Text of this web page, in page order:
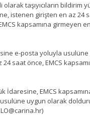
taşıyıcıların bildirim
istenen girişten en az
kapsamına girmeyen
e-posta yoluyla
saat önce, EMCS
İdaresine, EMCS
uygun olarak